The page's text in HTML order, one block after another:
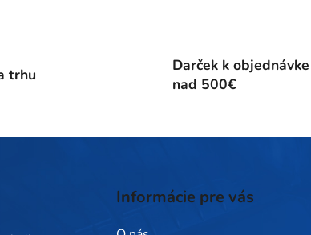
trhu
Darček k objednávke
nad 500€
Informácie pre vás